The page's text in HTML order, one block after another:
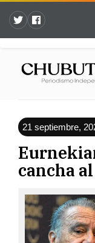
21 septiembre,
cancha al